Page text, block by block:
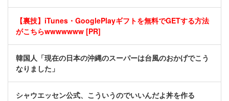
【裏技】iTunes・GooglePlayギフトを無料でGETする方法
がこちらwwwwwww [PR]
韓国人「現在の日本の沖縄のスーパーは台風のおかげでこう
なりました」
シャウエッセン公式、こういうのでいいんだよ丼を作る